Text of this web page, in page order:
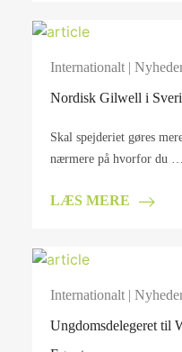
Internationalt|
Nordisk Gilwell i
Skal spejderiet gøres
nærmere på hvorfor du …
LÆS MERE
Internationalt|
Ungdomsdelegeret til